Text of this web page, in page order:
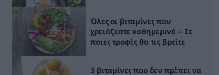
Όλες οι βιταμίνες που
χρειάζεστε καθημερινά – Σε
ποιες τροφές θα τις βρείτε
3 βιταμίνες που δεν πρέπει να